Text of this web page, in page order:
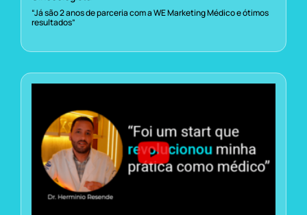
“Já são 2 anos de parceria com a WE Marketing Médico e ótimos
resultados”